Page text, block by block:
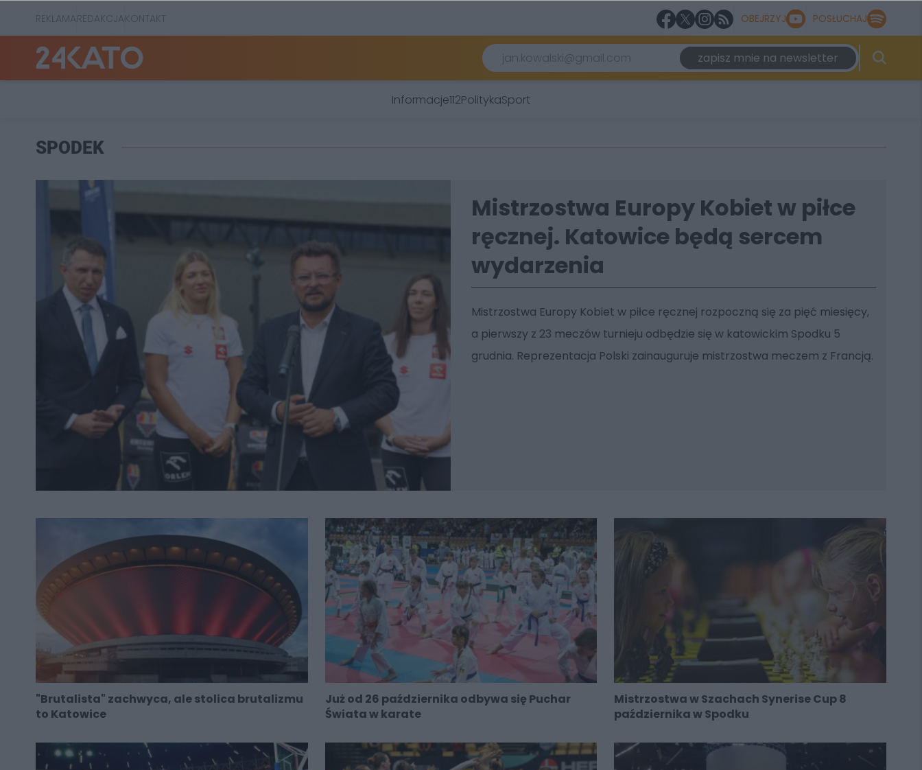
REKLAMAREDAKCJAKONTAKT OBEJRZYJ POSŁUCHAJ
zapisz mnie na newsletter
Informacje112PolitykaSport
SPODEK
Mistrzostwa Europy Kobiet w piłce
ręcznej. Katowice będą sercem
wydarzenia
Mistrzostwa Europy Kobiet w piłce ręcznej rozpoczną się za pięć miesięcy,
a pierwszy z 23 meczów turnieju odbędzie się w katowickim Spodku 5
grudnia. Reprezentacja Polski zainauguruje mistrzostwa meczem z Francją.
"Brutalista" zachwyca, ale stolica brutalizmu
to Katowice
Już od 26 października odbywa się Puchar
Świata w karate
Mistrzostwa w Szachach Synerise Cup 8
października w Spodku